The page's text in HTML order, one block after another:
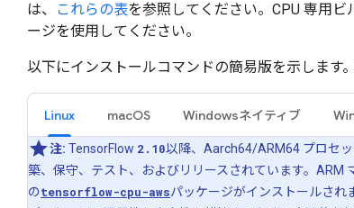
は、
これらの表を参照してください。CPU 専用ビ
ージを使用してください。
以下にインストールコマンドの簡易版を示します
Linux macOS Windowsネイティブ
注: TensorFlow 2.10以降、Aarch64/ARM64 プロセ
築、保守、テスト、およびリリースされています。ARM
のtensorflow-cpu-awsパッケージがインストールされ